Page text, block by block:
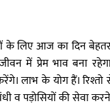
लिए आज का दिन बेहतर
जीवन में प्रेम भाव बना
लाभ के योग हैं।
व पड़ोसियों की सेवा